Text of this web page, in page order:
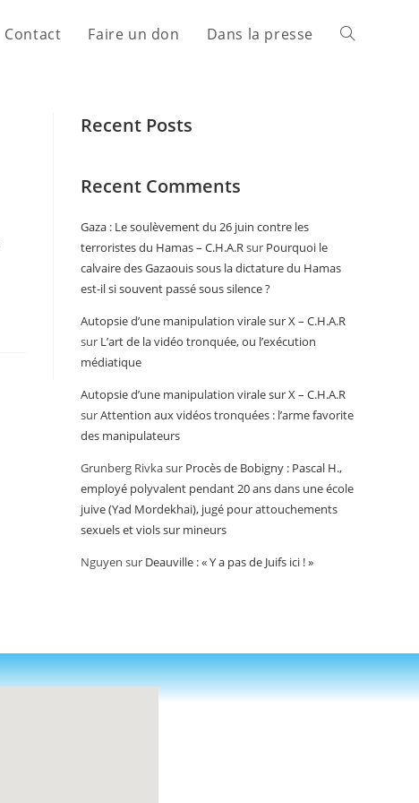
Contact Faire un don Dans la presse
Recent Posts
Recent Comments
Gaza : Le soulèvement du 26 juin contre les
terroristes du Hamas – C.H.A.Rsur Pourquoi le
calvaire des Gazaouis sous la dictature du Hamas
est-il si souvent passé sous silence ?
Autopsie d’une manipulation virale sur X – C.H.A.R
sur L’art de la vidéo tronquée, ou l’exécution
médiatique
Autopsie d’une manipulation virale sur X – C.H.A.R
surAttention aux vidéos tronquées : l’arme favorite
des manipulateurs
Grunberg Rivkasur Procès de Bobigny : Pascal H.,
employé polyvalent pendant 20 ans dans une école
juive (Yad Mordekhai), jugé pour attouchements
sexuels et viols sur mineurs
Nguyen sur Deauville : « Y a pas de Juifs ici ! »